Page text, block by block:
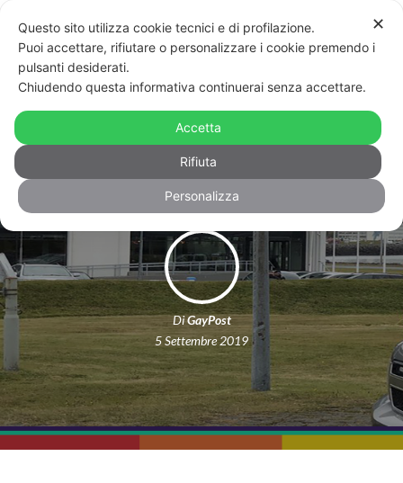
L’Islanda si tinge d’arcobaleno per
accogliere Mike Pence
DiGayPost
5 Settembre 2019
✕
Questo sito utilizza cookie tecnici e di profilazione.
Puoi accettare, rifiutare o personalizzare i cookie premendo i
pulsanti desiderati.
Chiudendo questa informativa continuerai senza accettare.
Accetta
Rifiuta
Personalizza